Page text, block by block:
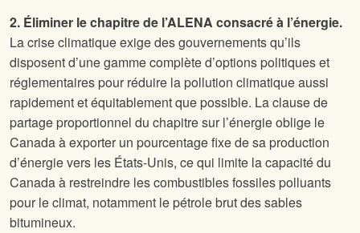
2. Éliminer le chapitre de l’ALENA consacré à l’énergie.
La crise climatique exige des gouvernements qu’ils
disposent d’une gamme complète d’options politiques et
réglementaires pour réduire la pollution climatique aussi
rapidement et équitablement que possible. La clause de
partage proportionnel du chapitre sur l’énergie oblige le
Canada à exporter un pourcentage fixe de sa production
d’énergie vers les États-Unis, ce qui limite la capacité du
Canada à restreindre les combustibles fossiles polluants
pour le climat, notamment le pétrole brut des sables
bitumineux.